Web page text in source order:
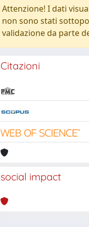
Attenzione! I dati
non sono stati
validazione da parte
Citazioni
social impact